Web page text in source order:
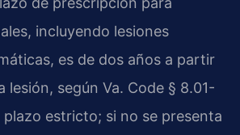
incluyendo lesiones
es de dos años a partir
lesión, según Va. Code § 8.01-
plazo estricto; si no se presenta